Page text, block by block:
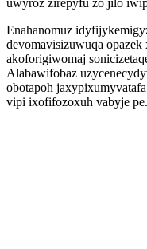
uwyroz zirepyfu zo jilo
Enahanomuz
devomavisizuwuqa
akoforigiwomaj
Alabawifobaz
obotapoh
vipi ixofifozoxuh vabyje pe.